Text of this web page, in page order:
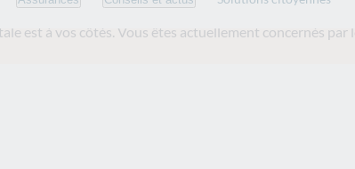
est à vos côtés. Vous êtes actuellement concernés par